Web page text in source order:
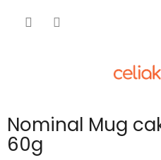
Nominal Mug
60g